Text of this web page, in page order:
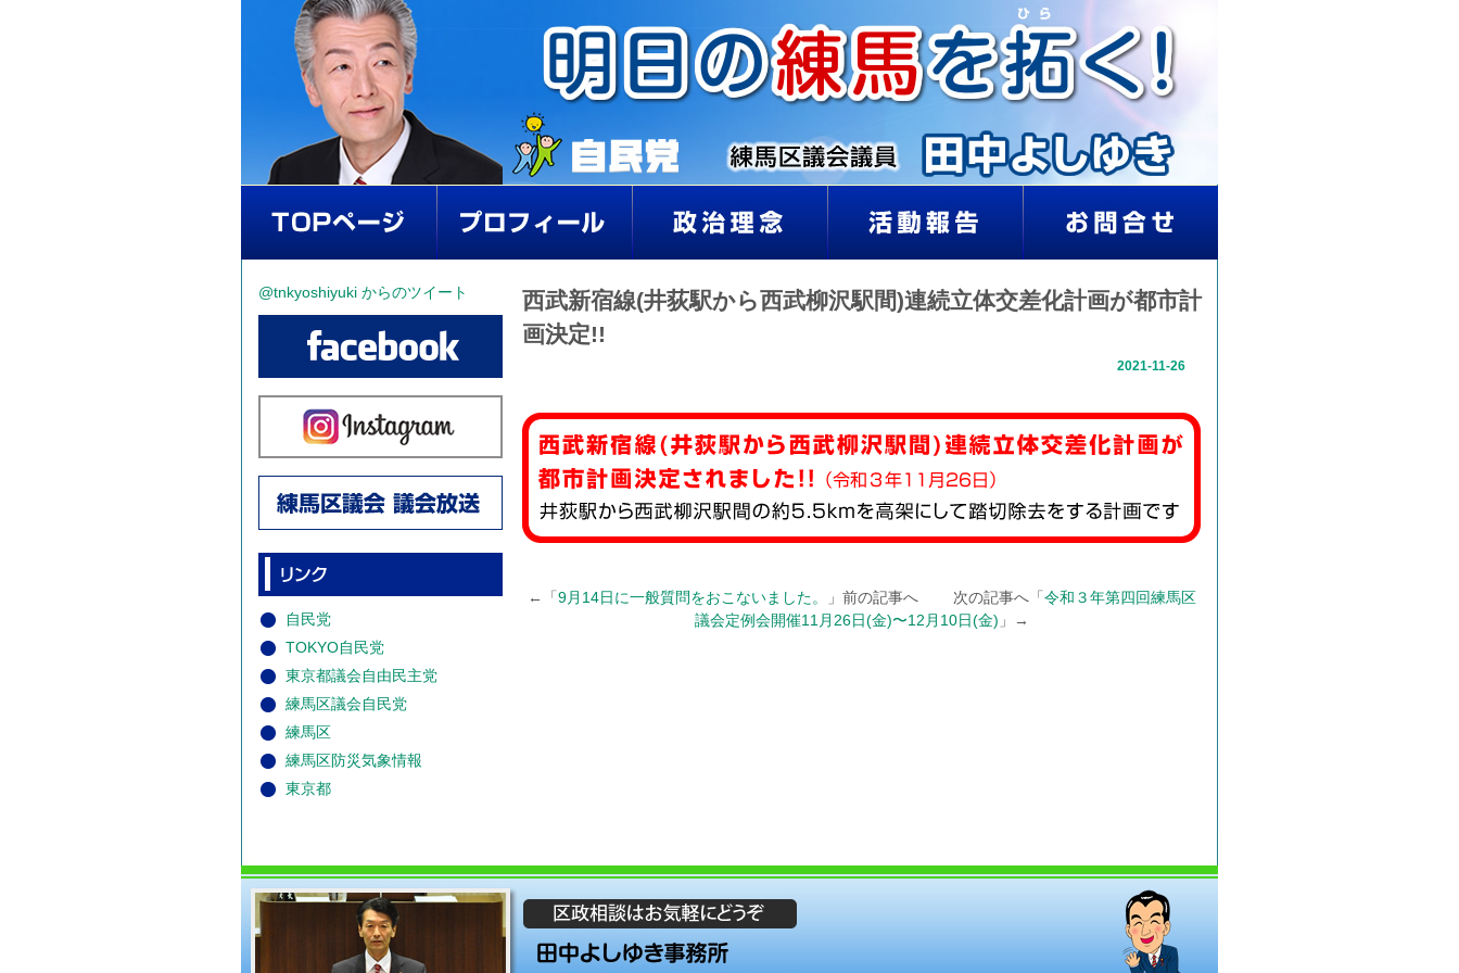
西武新宿線(井荻駅から西武柳沢駅間)連続立体交差化計画が都市計
画決定!!
2021-11-26
←「 9月14日に一般質問をおこないました。 」前の記事へ 次の記事へ「 令和３年第四回練馬区
議会定例会開催11月26日(金)〜12月10日(金) 」→
@tnkyoshiyuki からのツイート
自民党
TOKYO自民党
東京都議会自由民主党
練馬区議会自民党
練馬区
練馬区防災気象情報
東京都